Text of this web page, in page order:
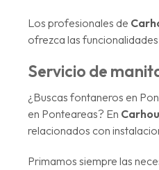
Los profesionales de
ofrezca las
Servicio de
¿Buscas fontaneros en
en Ponteareas? En
relacionados con
Primamos siempre las